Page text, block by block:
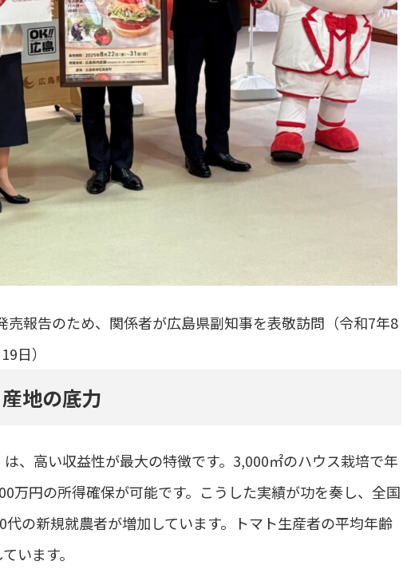
売報告のため、関係者が広島県副知事を表敬訪問（令和7年8
日）
地の底力
、高い収益性が最大の特徴です。3,000㎡のハウス栽培で年
万円の所得確保が可能です。こうした実績が功を奏し、全国
の新規就農者が増加しています。トマト生産者の平均年齢
います。